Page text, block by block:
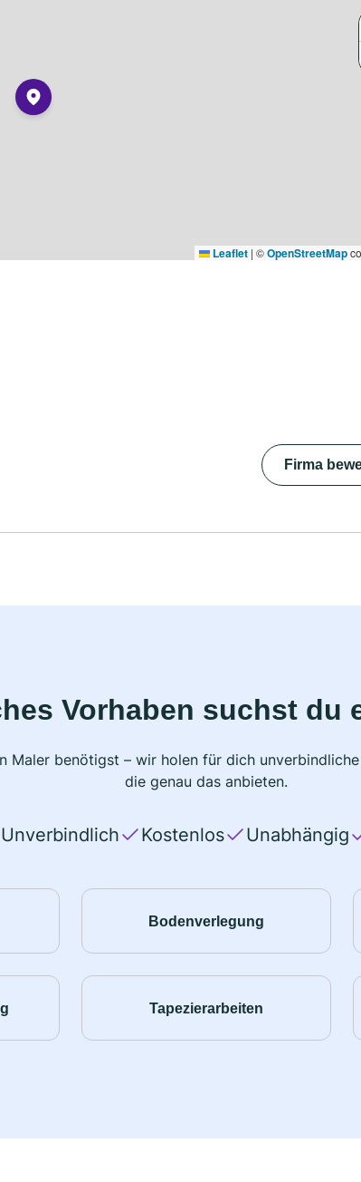
Leaflet | ©OpenStreetMap
Firma
Vorhaben suchst du
Maler benötigst – wir holen für dich
die genau das anbieten.
Unverbindlich Kostenlos Unabhängig
Bodenverlegung
Tapezierarbeiten